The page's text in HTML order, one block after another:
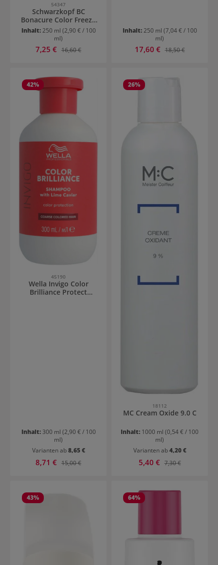
54347
Schwarzkopf BC
Bonacure Color Freeze
Silver Shampoo
Inhalt:250 ml (2,90 € / 100
ml)
Verkaufspreis:
7,25 € Regulärer Preis:
16,60 €
Inhalt:250 ml (7,04 € / 100
ml)
Verkaufspreis:
17,60 € Regulärer Preis:
18,50 €
42%
45190
Wella Invigo Color
Brilliance Protect
Inhalt: 300 ml (2,90 € / 100
ml)
Varianten ab8,65 €
Verkaufspreis:
8,71 € Regulärer Preis:
15,00 €
26%
18112
MC Cream Oxide 9.0 C
Inhalt: 1000 ml (0,54 € / 100
ml)
Varianten ab4,20 €
Verkaufspreis:
5,40 € Regulärer Preis:
7,30 €
43% 64%